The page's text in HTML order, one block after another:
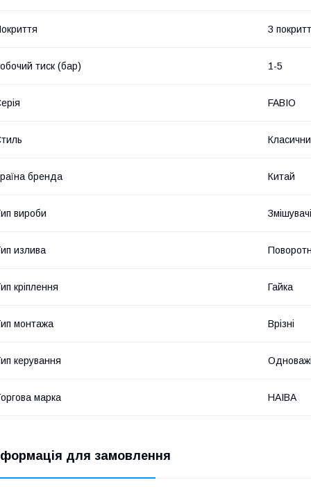
З
тиск (бар) 1-5
FABIO
бренда Китай
вироби
излива
кріплення Гайка
монтажа Врізні
керування
марка HAIBA
для замовлення